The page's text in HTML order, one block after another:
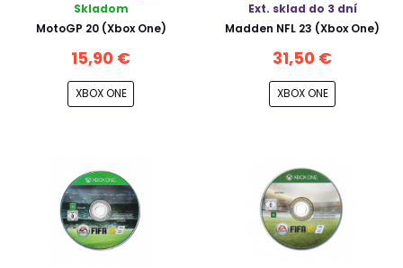
Skladom
MotoGP 20 (Xbox One)
15,90 €
XBOX ONE
Ext. sklad do 3 dní
Madden NFL 23 (Xbox One)
31,50 €
XBOX ONE